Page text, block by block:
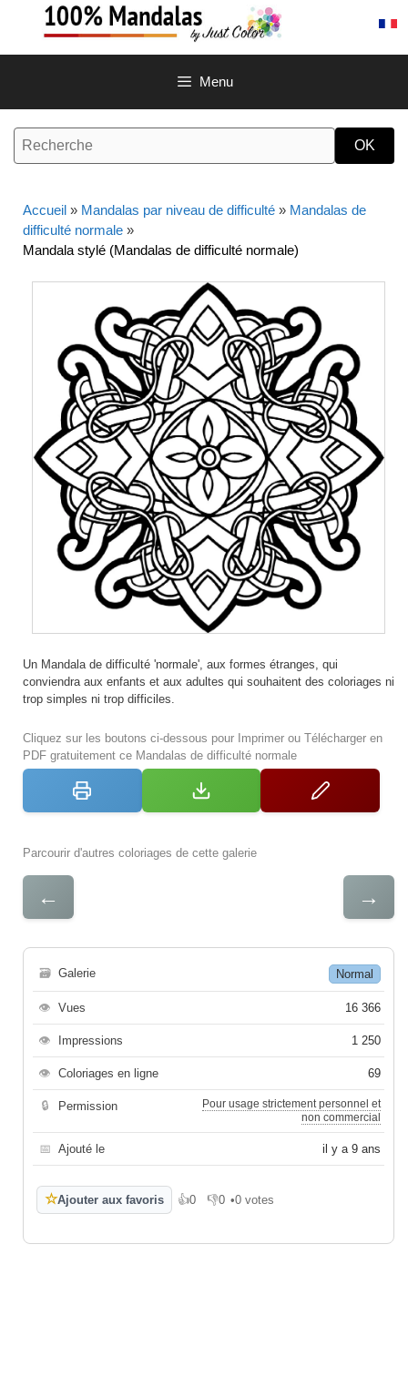
contenu
Menu
Accueil » Mandalas par niveau de difficulté » Mandalas de
difficulté normale »
Mandala stylé (Mandalas de difficulté normale)
Un Mandala de difficulté 'normale', aux formes étranges, qui
conviendra aux enfants et aux adultes qui souhaitent des coloriages ni
trop simples ni trop difficiles.
Cliquez sur les boutons ci-dessous pour Imprimer ou Télécharger en
PDF gratuitement ce Mandalas de difficulté normale
Parcourir d'autres coloriages de cette galerie
← →
🗃 Galerie Normal
👁 Vues 16 366
👁 Impressions 1 250
👁 Coloriages en ligne 69
🔒 Permission
Pour usage strictement personnel et
non commercial
📅 Ajouté le il y a 9 ans
☆Ajouter aux favoris 👍0
J'aime👎0
Je n'aime pas
•0 votes